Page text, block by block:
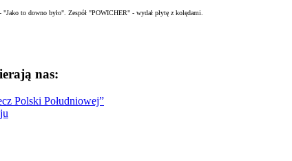
"Jako to downo było". Zespół "POWICHER" - wydał płytę z kolędami.
nas:
Polski Południowej”